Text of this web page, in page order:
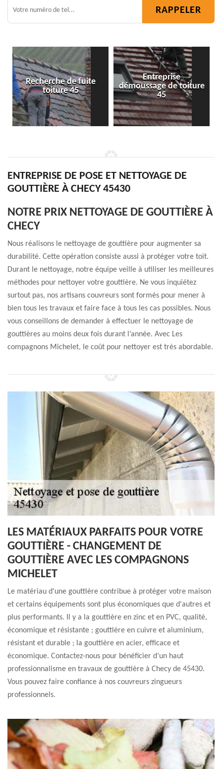
Entreprise
démoussage de toiture
45
Isolation toiture 45
ENTREPRISE DE POSE ET NETTOYAGE DE
GOUTTIÈRE À CHECY 45430
NOTRE PRIX NETTOYAGE DE GOUTTIÈRE À
CHECY
Nous réalisons le nettoyage de gouttière pour augmenter sa
durabilité. Cette opération consiste aussi à protéger votre toit.
Durant le nettoyage, notre équipe veille à utiliser les meilleures
méthodes pour nettoyer votre gouttière. Ne vous inquiétez
surtout pas, nos artisans couvreurs sont formés pour mener à
bien tous les travaux et faire face à tous les cas possibles. Nous
vous conseillons de demander à effectuer le nettoyage de
gouttières au moins deux fois durant l’année. Avec Les
compagnons Michelet, le coût pour nettoyer est très abordable.
LES MATÉRIAUX PARFAITS POUR VOTRE
GOUTTIÈRE - CHANGEMENT DE
GOUTTIÈRE AVEC LES COMPAGNONS
MICHELET
Le matériau d'une gouttière contribue à protéger votre maison
et certains équipements sont plus économiques que d'autres et
plus performants. Il y a la gouttière en zinc et en PVC, qualité,
économique et résistante ; gouttière en cuivre et aluminium,
résistant et durable ; la gouttière en acier, efficace et
économique. Contactez-nous pour bénéficier d’un haut
professionnalisme en travaux de gouttière à Checy de 45430.
Vous pouvez faire confiance à nos couvreurs zingueurs
professionnels.